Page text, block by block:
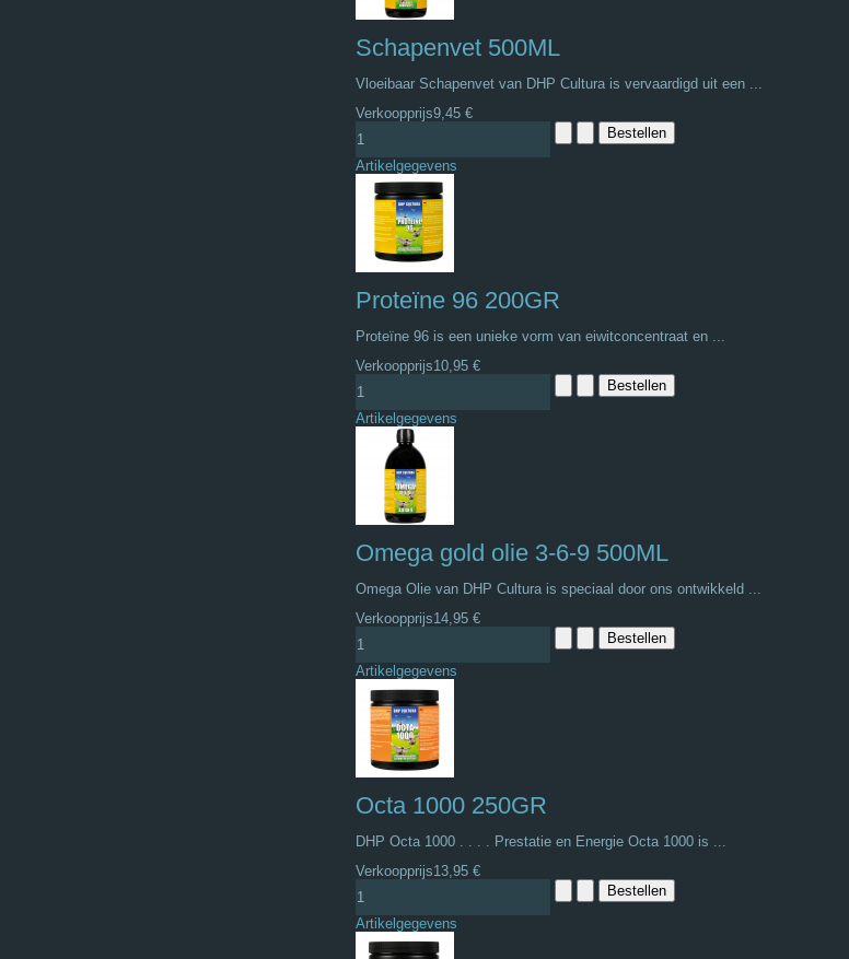
Schapenvet 500ML
Vloeibaar Schapenvet van DHP Cultura is vervaardigd uit een ...
Verkoopprijs9,45 €
Artikelgegevens
Proteïne 96 200GR
Proteïne 96 is een unieke vorm van eiwitconcentraat en ...
Verkoopprijs10,95 €
Artikelgegevens
Omega gold olie 3-6-9 500ML
Omega Olie van DHP Cultura is speciaal door ons ontwikkeld ...
Verkoopprijs14,95 €
Artikelgegevens
Octa 1000 250GR
DHP Octa 1000 . . . . Prestatie en Energie Octa 1000 is ...
Verkoopprijs13,95 €
Artikelgegevens